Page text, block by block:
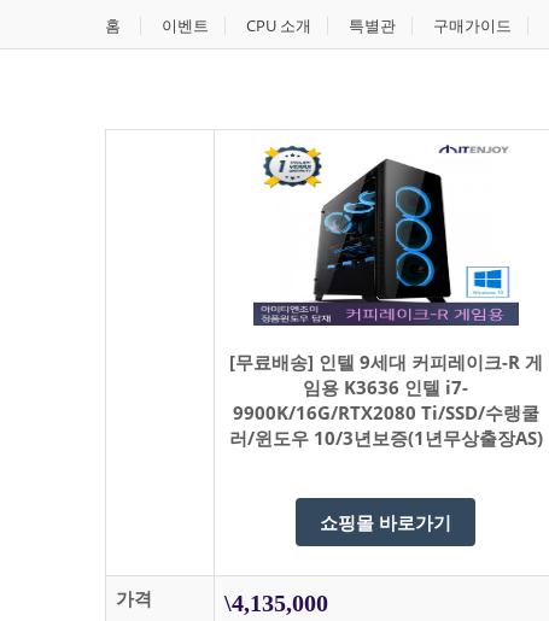
홈 이벤트 CPU 소개 특별관 구매가이드
[무료배송] 인텔 9세대 커피레이크-R 게
임용 K3636 인텔 i7-
9900K/16G/RTX2080 Ti/SSD/수랭쿨
러/윈도우 10/3년보증(1년무상출장AS)
쇼핑몰 바로가기
가격 \4,135,000